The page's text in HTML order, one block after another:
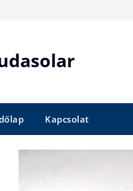
Kapcsolat